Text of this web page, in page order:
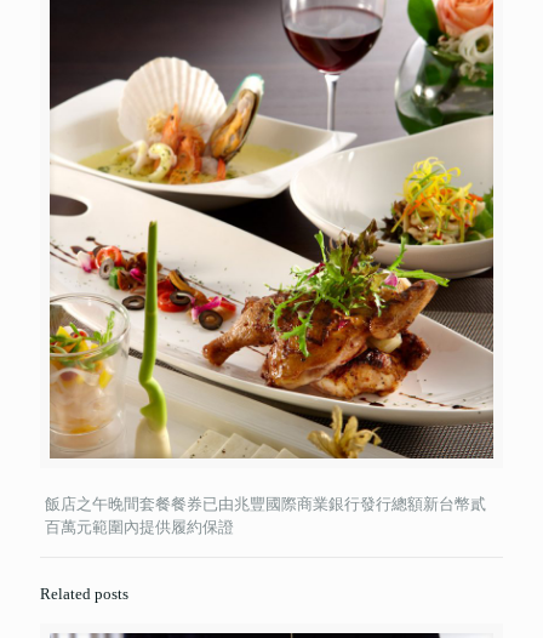
飯店之午晚間套餐餐券已由兆豐國際商業銀行發行總額新台幣貳
百萬元範圍內提供履約保證
Related posts